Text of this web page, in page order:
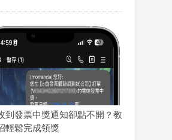
到發票中獎通知卻點不開？教
輕鬆完成領獎